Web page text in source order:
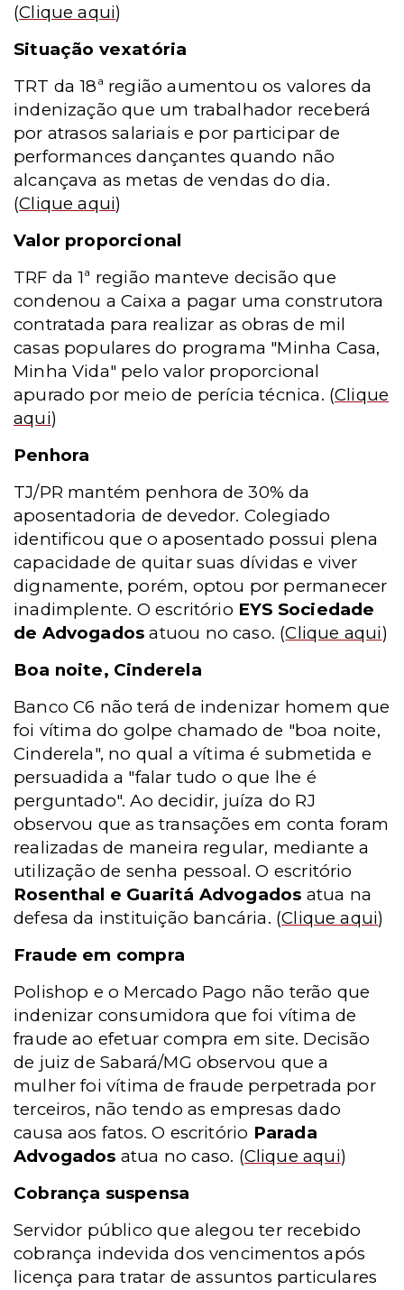
(Clique aqui)
Situação vexatória
TRT da 18ª região aumentou os valores da
indenização que um trabalhador receberá
por atrasos salariais e por participar de
performances dançantes quando não
alcançava as metas de vendas do dia.
(Clique aqui)
Valor proporcional
TRF da 1ª região manteve decisão que
condenou a Caixa a pagar uma construtora
contratada para realizar as obras de mil
casas populares do programa "Minha Casa,
Minha Vida" pelo valor proporcional
apurado por meio de perícia técnica. (Clique
aqui)
Penhora
TJ/PR mantém penhora de 30% da
aposentadoria de devedor. Colegiado
identificou que o aposentado possui plena
capacidade de quitar suas dívidas e viver
dignamente, porém, optou por permanecer
inadimplente. O escritório EYS Sociedade
de Advogados atuou no caso. (Clique aqui)
Boa noite, Cinderela
Banco C6 não terá de indenizar homem que
foi vítima do golpe chamado de "boa noite,
Cinderela", no qual a vítima é submetida e
persuadida a "falar tudo o que lhe é
perguntado". Ao decidir, juíza do RJ
observou que as transações em conta foram
realizadas de maneira regular, mediante a
utilização de senha pessoal. O escritório
Rosenthal e Guaritá Advogados atua na
defesa da instituição bancária. (Clique aqui)
Fraude em compra
Polishop e o Mercado Pago não terão que
indenizar consumidora que foi vítima de
fraude ao efetuar compra em site. Decisão
de juiz de Sabará/MG observou que a
mulher foi vítima de fraude perpetrada por
terceiros, não tendo as empresas dado
causa aos fatos. O escritório Parada
Advogados atua no caso. (Clique aqui)
Cobrança suspensa
Servidor público que alegou ter recebido
cobrança indevida dos vencimentos após
licença para tratar de assuntos particulares